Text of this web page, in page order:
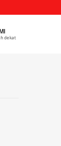
dekat